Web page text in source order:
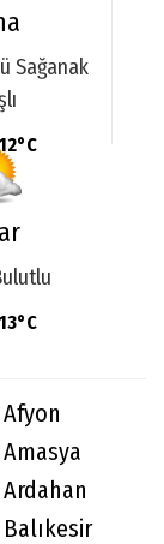
Sağanak
Afyon
Amasya
Ardahan
Balıkesir